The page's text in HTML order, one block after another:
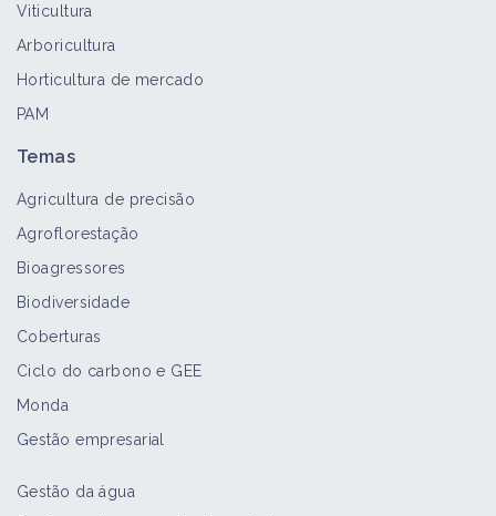
Viticultura
Arboricultura
Horticultura de mercado
PAM
Temas
Agricultura de precisão
Agroflorestação
Bioagressores
Biodiversidade
Coberturas
Ciclo do carbono e GEE
Monda
Gestão empresarial
Gestão da água